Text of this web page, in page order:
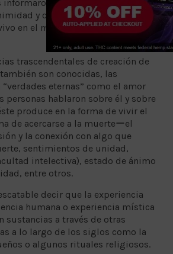
informaron la increíble experiencia
y compasión y un profundo
en el mismo momento que
trascendentales de creación de
son conocidas, las
eternas” como el amor
personas hablaron sobre él y sobre
produce en la forma de vivir el
de acercarse a la muerteーel
y la conexión con algo que
sentimientos de unidad,
intelectiva), estado de ánimo
entre otros.
decir que la experiencia
humana o experiencia mística
sustancias a través de otras
a lo largo de los siglos como la
o algunos rituales religiosos.